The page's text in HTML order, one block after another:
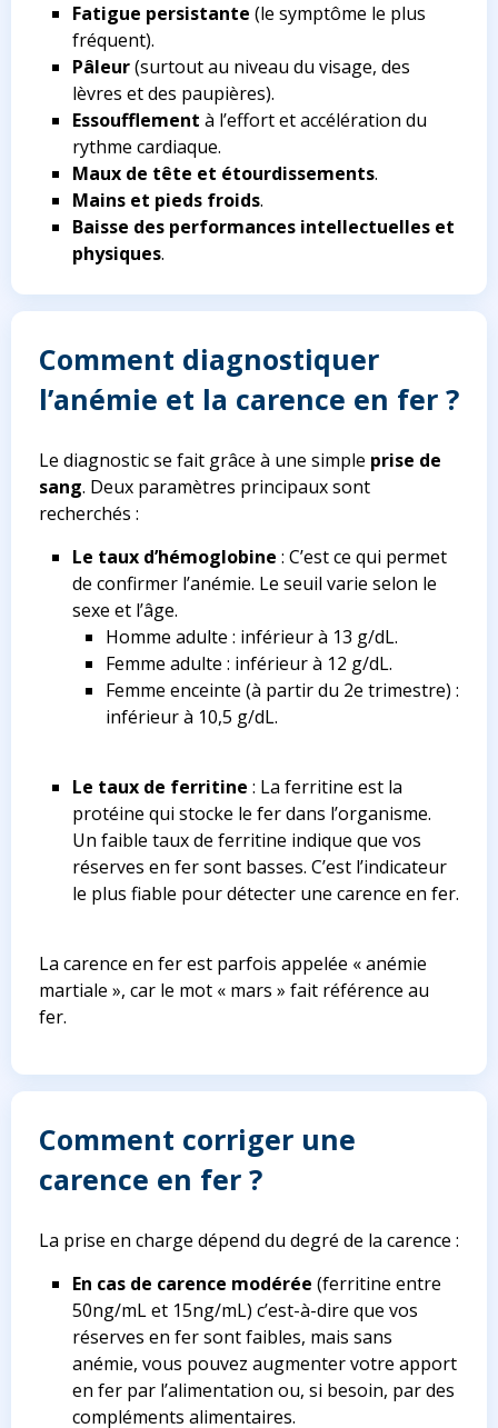
Fatigue persistante (le symptôme le plus
fréquent).
Pâleur(surtout au niveau du visage, des
lèvres et des paupières).
Essoufflement à l’effort et accélération du
rythme cardiaque.
Maux de tête et étourdissements.
Mains et pieds froids.
Baisse des performances intellectuelles et
physiques.
Comment diagnostiquer
l’anémie et la carence en fer ?
Le diagnostic se fait grâce à une simple prise de
sang. Deux paramètres principaux sont
recherchés :
Le taux d’hémoglobine : C’est ce qui permet
de confirmer l’anémie. Le seuil varie selon le
sexe et l’âge.
Homme adulte : inférieur à 13 g/dL.
Femme adulte : inférieur à 12 g/dL.
Femme enceinte (à partir du 2e trimestre) :
inférieur à 10,5 g/dL.
Le taux de ferritine : La ferritine est la
protéine qui stocke le fer dans l’organisme.
Un faible taux de ferritine indique que vos
réserves en fer sont basses. C’est l’indicateur
le plus fiable pour détecter une carence en fer.
La carence en fer est parfois appelée « anémie
martiale », car le mot « mars » fait référence au
fer.
Comment corriger une
carence en fer ?
La prise en charge dépend du degré de la carence :
En cas de carence modérée (ferritine entre
50ng/mL et 15ng/mL) c’est-à-dire que vos
réserves en fer sont faibles, mais sans
anémie, vous pouvez augmenter votre apport
en fer par l’alimentation ou, si besoin, par des
compléments alimentaires.